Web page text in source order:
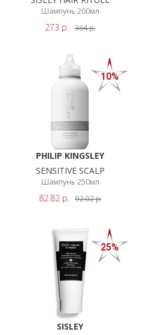
KINGSLEY
Шампунь 200мл
273 р. 364р.
10%
PHILIP KINGSLEY
SENSITIVE SCALP
Шампунь 250мл
82.82р. 92.02р.
25%
SISLEY